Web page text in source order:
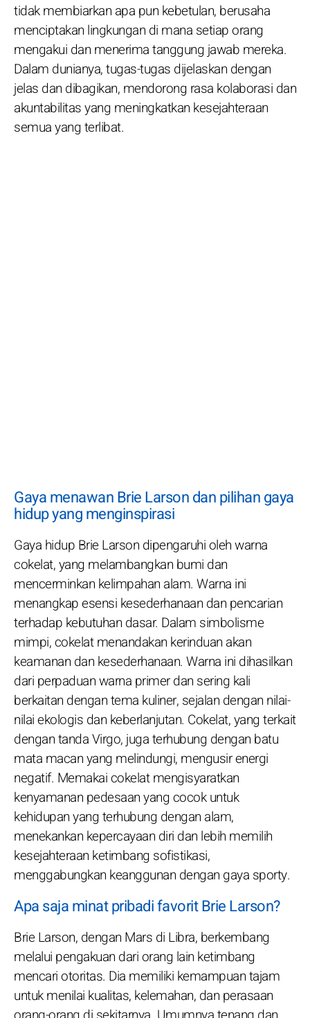
tidak membiarkan apa pun kebetulan, berusaha
menciptakan lingkungan di mana setiap orang
mengakui dan menerima tanggung jawab mereka.
Dalam dunianya, tugas-tugas dijelaskan dengan
jelas dan dibagikan, mendorong rasa kolaborasi dan
akuntabilitas yang meningkatkan kesejahteraan
semua yang terlibat.
Gaya menawan Brie Larson dan pilihan gaya
hidup yang menginspirasi
Gaya hidup Brie Larson dipengaruhi oleh warna
cokelat, yang melambangkan bumi dan
mencerminkan kelimpahan alam. Warna ini
menangkap esensi kesederhanaan dan pencarian
terhadap kebutuhan dasar. Dalam simbolisme
mimpi, cokelat menandakan kerinduan akan
keamanan dan kesederhanaan. Warna ini dihasilkan
dari perpaduan warna primer dan sering kali
berkaitan dengan tema kuliner, sejalan dengan nilai-
nilai ekologis dan keberlanjutan. Cokelat, yang terkait
dengan tanda Virgo, juga terhubung dengan batu
mata macan yang melindungi, mengusir energi
negatif. Memakai cokelat mengisyaratkan
kenyamanan pedesaan yang cocok untuk
kehidupan yang terhubung dengan alam,
menekankan kepercayaan diri dan lebih memilih
kesejahteraan ketimbang sofistikasi,
menggabungkan keanggunan dengan gaya sporty.
Apa saja minat pribadi favorit Brie Larson?
Brie Larson, dengan Mars di Libra, berkembang
melalui pengakuan dari orang lain ketimbang
mencari otoritas. Dia memiliki kemampuan tajam
untuk menilai kualitas, kelemahan, dan perasaan